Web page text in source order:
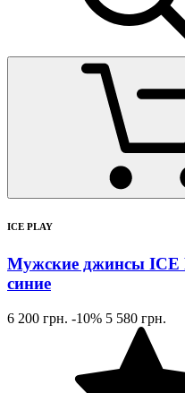
ICE PLAY
Мужские джинсы ICE
синие
6 200 грн. -10% 5 580 грн.